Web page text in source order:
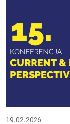
19.02.2026